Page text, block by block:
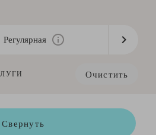
Регулярная
Очистить
Свернуть